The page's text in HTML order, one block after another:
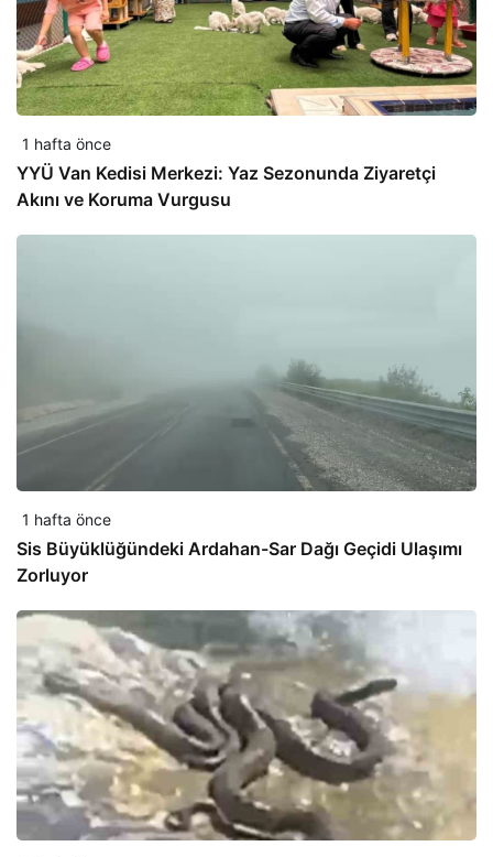
1 hafta önce
YYÜ Van Kedisi Merkezi: Yaz Sezonunda Ziyaretçi
Akını ve Koruma Vurgusu
1 hafta önce
Sis Büyüklüğündeki Ardahan-Sar Dağı Geçidi Ulaşımı
Zorluyor